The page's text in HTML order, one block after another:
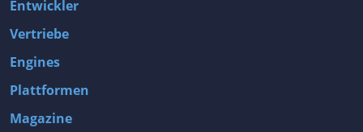
Entwickler
Vertriebe
Engines
Plattformen
Magazine